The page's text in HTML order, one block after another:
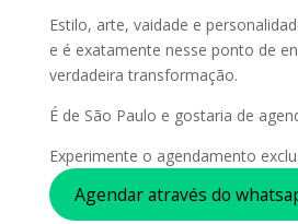
Estilo, arte, vaidade e
e é exatamente nesse ponto de
verdadeira transformação.
É de São Paulo e gostaria de
Experimente o agendamento
Agendar através do